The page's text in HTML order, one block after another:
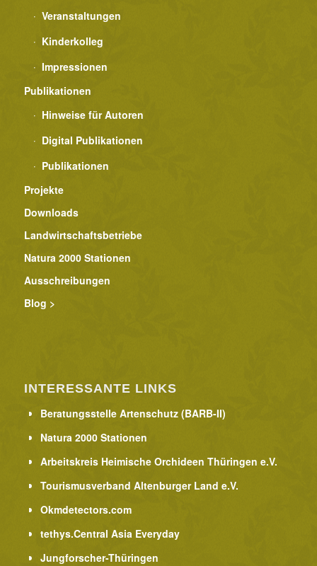
Veranstaltungen
Kinderkolleg
Impressionen
Publikationen
Hinweise für Autoren
Digital Publikationen
Publikationen
Projekte
Downloads
Landwirtschaftsbetriebe
Natura 2000 Stationen
Ausschreibungen
Blog >
INTERESSANTE LINKS
Beratungsstelle Artenschutz (BARB-II)
Natura 2000 Stationen
Arbeitskreis Heimische Orchideen Thüringen e.V.
Tourismusverband Altenburger Land e.V.
Okmdetectors.com
tethys.Central Asia Everyday
Jungforscher-Thüringen